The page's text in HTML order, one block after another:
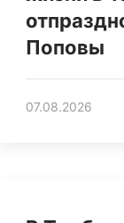
Поповы
07.08.2026